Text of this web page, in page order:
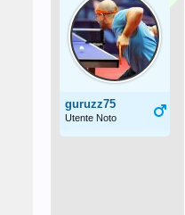
guruzz75
Utente Noto